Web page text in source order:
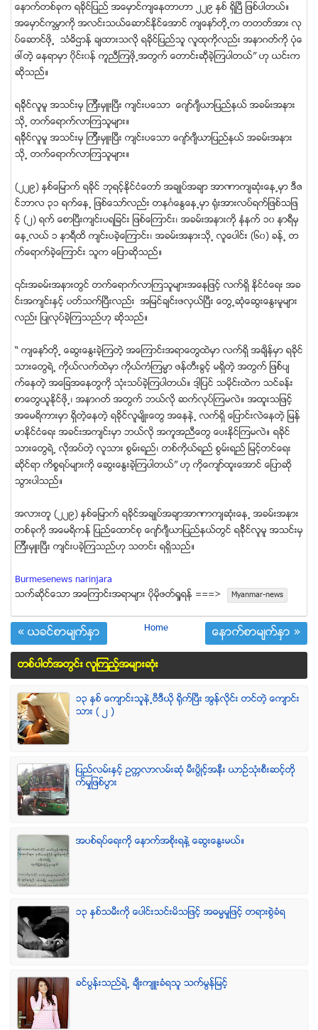
ေနာက္တစ္ခုက ရခိုင္ျပည္ အေမွာင္က်ေနတာဟာ ၂၂၉ ႏွစ္ ရွိျပီ ျဖစ္ပါတယ္။
အေမွာင္ကမၻာကို အလင္းသယ္ေဆာင္ႏိုင္ေအာင္ က်ေနာ္တို႕က တတတ္အား လု
ပ္ေဆာင္ဖို႕ သံဓိဌာန္ ခ်ထားသလို ရခိုင္ျပည္သူ လူထုကိုလည္း အနာဂတ္ကို ပံုေ
ဖၚတဲ့ ေနရာမွာ ၀ိုင္း၀န္ ကူညီၾကဖို႕အတြက္ ေတာင္းဆိ္ုခဲ့ၾကပါတယ္” ဟု ယင္းက
ဆိုသည္။
ရခိိုင္လူမူ အသင္းမွ ၾကီးမွဴးျပီး က်င္းပေသာ ေဂ်ာ္ဂ်ီယာျပည္နယ္ အခမ္းအနား
သို႕ တက္ေရာက္လာၾကသူမ်ား။
ရခိိုင္လူမူ အသင္းမွ ၾကီးမွဴးျပီး က်င္းပေသာ ေဂ်ာ္ဂ်ီယာျပည္နယ္ အခမ္းအနား
သို႕ တက္ေရာက္လာၾကသူမ်ား။
(၂၂၉) ႏွစ္ေျမာက္ ရခိုင္ ဘုရင့္ႏိုင္ငံေတာ္ အခ်ဳပ္အခ်ာ အာဏာက်ဆံုးေန႕မွာ ဒီဇ
င္ဘာလ ၃၁ ရက္ေန႕ ျဖစ္ေသာ္လည္း တနဂၤေႏြေန႕မွာ ရံုးအားလပ္ရက္ျဖစ္သျဖ
င့္ (၂) ရက္ ေစာျပီးက်င္းပရျခင္း ျဖစ္ေၾကာင္း၊ အခမ္းအနားကို နံနက္ ၁၀ နာရီမွ
ေန႕လယ္ ၁ နာရီထိ က်င္းပခဲ့ေၾကာင္း၊ အခမ္းအနားသုိ႕ လူေပါင္း (၆၀) ခန္႕ တ
က္ေရာက္ခဲ့ေၾကာင္း သူက ေျပာဆိုသည္။
၎အခမ္းအနားတြင္ တက္ေရာက္လာၾကသူမ်ားအေနျဖင့္ လက္ရွိ ႏိုင္ငံေရး အခ
င္းအက်င္းႏွင့္ ပတ္သက္ျပီးလည္း အျမင္ခ်င္းဖလွယ္ျပီး ေတြ႕ဆံုေဆြးေႏြးမူမ်ား
လည္း ျပဳလုပ္ခဲ့ၾကသည္ဟု ဆိုသည္။
“ က်ေနာ္တို႕ ေဆြးေႏြးခဲ့ၾကတဲ့ အေၾကာင္းအရာေတြထဲမွာ လက္ရွိ အခ်ိန္မွာ ရခိုင္
သားေတြရဲ႕ ကုိယ္လက္ထဲမွာ ကိုယ္ကံၾကမၼာ ဖန္တီးခြင့္ မရွိတဲ့ အတြက္ ျဖစ္္ပ်
က္ေနတဲ့ အေျခအေနတြကုိ သံုးသပ္ခဲ့ၾကပါတယ္။ ဒါ့ျပင္ သမိုင္းထဲက သင္ခန္း
စာေတြယူႏိုင္ဖို႕၊ အနာဂတ္ အတြက္ ဘယ္လို ဆက္လုပ္ၾကမလဲ။ အထူးသျဖင့္
အေမရိကားမွာ ရွိတဲ့ေနတဲ့ ရခိုင္လူမ်ိဳးေတြ အေနနဲ႕ လက္ရွိ ေျပာင္းလဲေနတဲ့ ျမန္
မာႏိုင္ငံေရး အခင္းအက်င္းမွာ ဘယ္လို အကူအညီေတြ ေပးႏိုင္ၾကမလဲ။ ရခိုင္
သားေတြရဲ႕ လိုအပ္တဲ့ လူသား စြမ္းရည္၊ တစ္ကိုယ္ရည္ စြမ္းရည္ ျမင့္တင္ေရး
ဆိုင္ရာ ကိစၥရပ္မ်ားကို ေဆြးေႏြးခဲ့ၾကပါတယ္” ဟု ကိုေက်ာ္ထူးေအာင္ ေျပာဆို
သြားပါသည္။
အလားတူ (၂၂၉) ႏွစ္ေျမာက္ ရခိုင္အခ်ဳပ္အခ်ာအာဏာက်ဆံုးေန႕ အခမ္းအနား
တစ္ခုကို အေမရိကန္ ျပည္ေထာင္စု ေဂ်ာ္ဂ်ီယာျပည္နယ္တြင္ ရခိိုင္လူမူ အသင္းမွ
ၾကီးမွဴးျပီး က်င္းပခဲ့ၾကသည္ဟု သတင္း ရရွိသည္။
Burmesenews narinjara
သက္ဆုိင္ေသာ အေၾကာင္းအရာမ်ား ပုိမုိဖတ္ရႈရန္ ===>
Myanmar-news
« ယခင္စာမ်က္ႏွာ Home ေနာက္စာမ်က္ႏွာ »
တစ္ပါတ္အတြင္း လူၾကည့္အမ်ားဆံုး
၁၃ ႏွစ္ ေက်ာင္းသူနဲ႕ဗီဒီယို ရိုက္ျပီး အြန္လိုင္း တင္တဲ့ ေက်ာင္း
သား ( ၂ )
ျပည္လမ္းႏွင့္ ဥကၠလာလမ္းဆုံ မီးပြိဳင့္အနီး ယာဥ္သုံးစီးဆင့္တို
က္မႈျဖစ္ပြား
အပစ္ရပ္ေရးကို ေနာက္အစိုးရနဲ႔ ေဆြးေႏြးမယ္။
၁၃ ႏွစ္သမီးကို ေပါင္းသင္းမိသျဖင့္ အဓမၼမႈျဖင့္ တရားစြဲခံရ
ခင္ပြန္းသည္ရဲ႕ ခ်ီးက်ဴးခံရသူ သက္မြန္ျမင့္